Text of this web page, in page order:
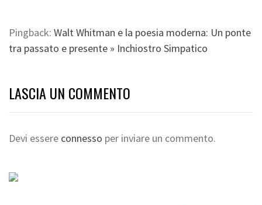
Pingback: Walt Whitman e la poesia moderna: Un ponte
tra passato e presente » Inchiostro Simpatico
LASCIA UN COMMENTO
Devi essere connesso per inviare un commento.